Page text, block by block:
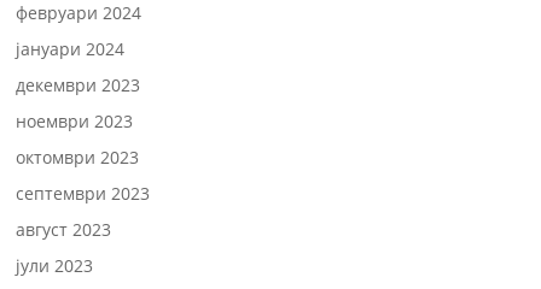
февруари 2024
јануари 2024
декември 2023
ноември 2023
октомври 2023
септември 2023
август 2023
јули 2023